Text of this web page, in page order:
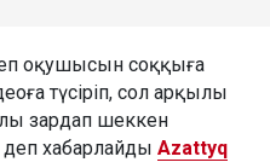
оқушысын соққыға
түсіріп, сол арқылы
зардап шеккен
хабарлайды Azattyq